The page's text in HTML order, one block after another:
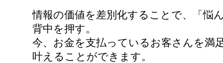
情報の価値を差別化することで、「悩
背中を押す。
今、お金を支払っているお客さんを満
叶えることができます。